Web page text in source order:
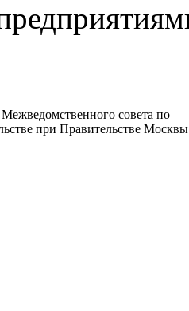
Межведомственного совета по
при Правительстве Москвы